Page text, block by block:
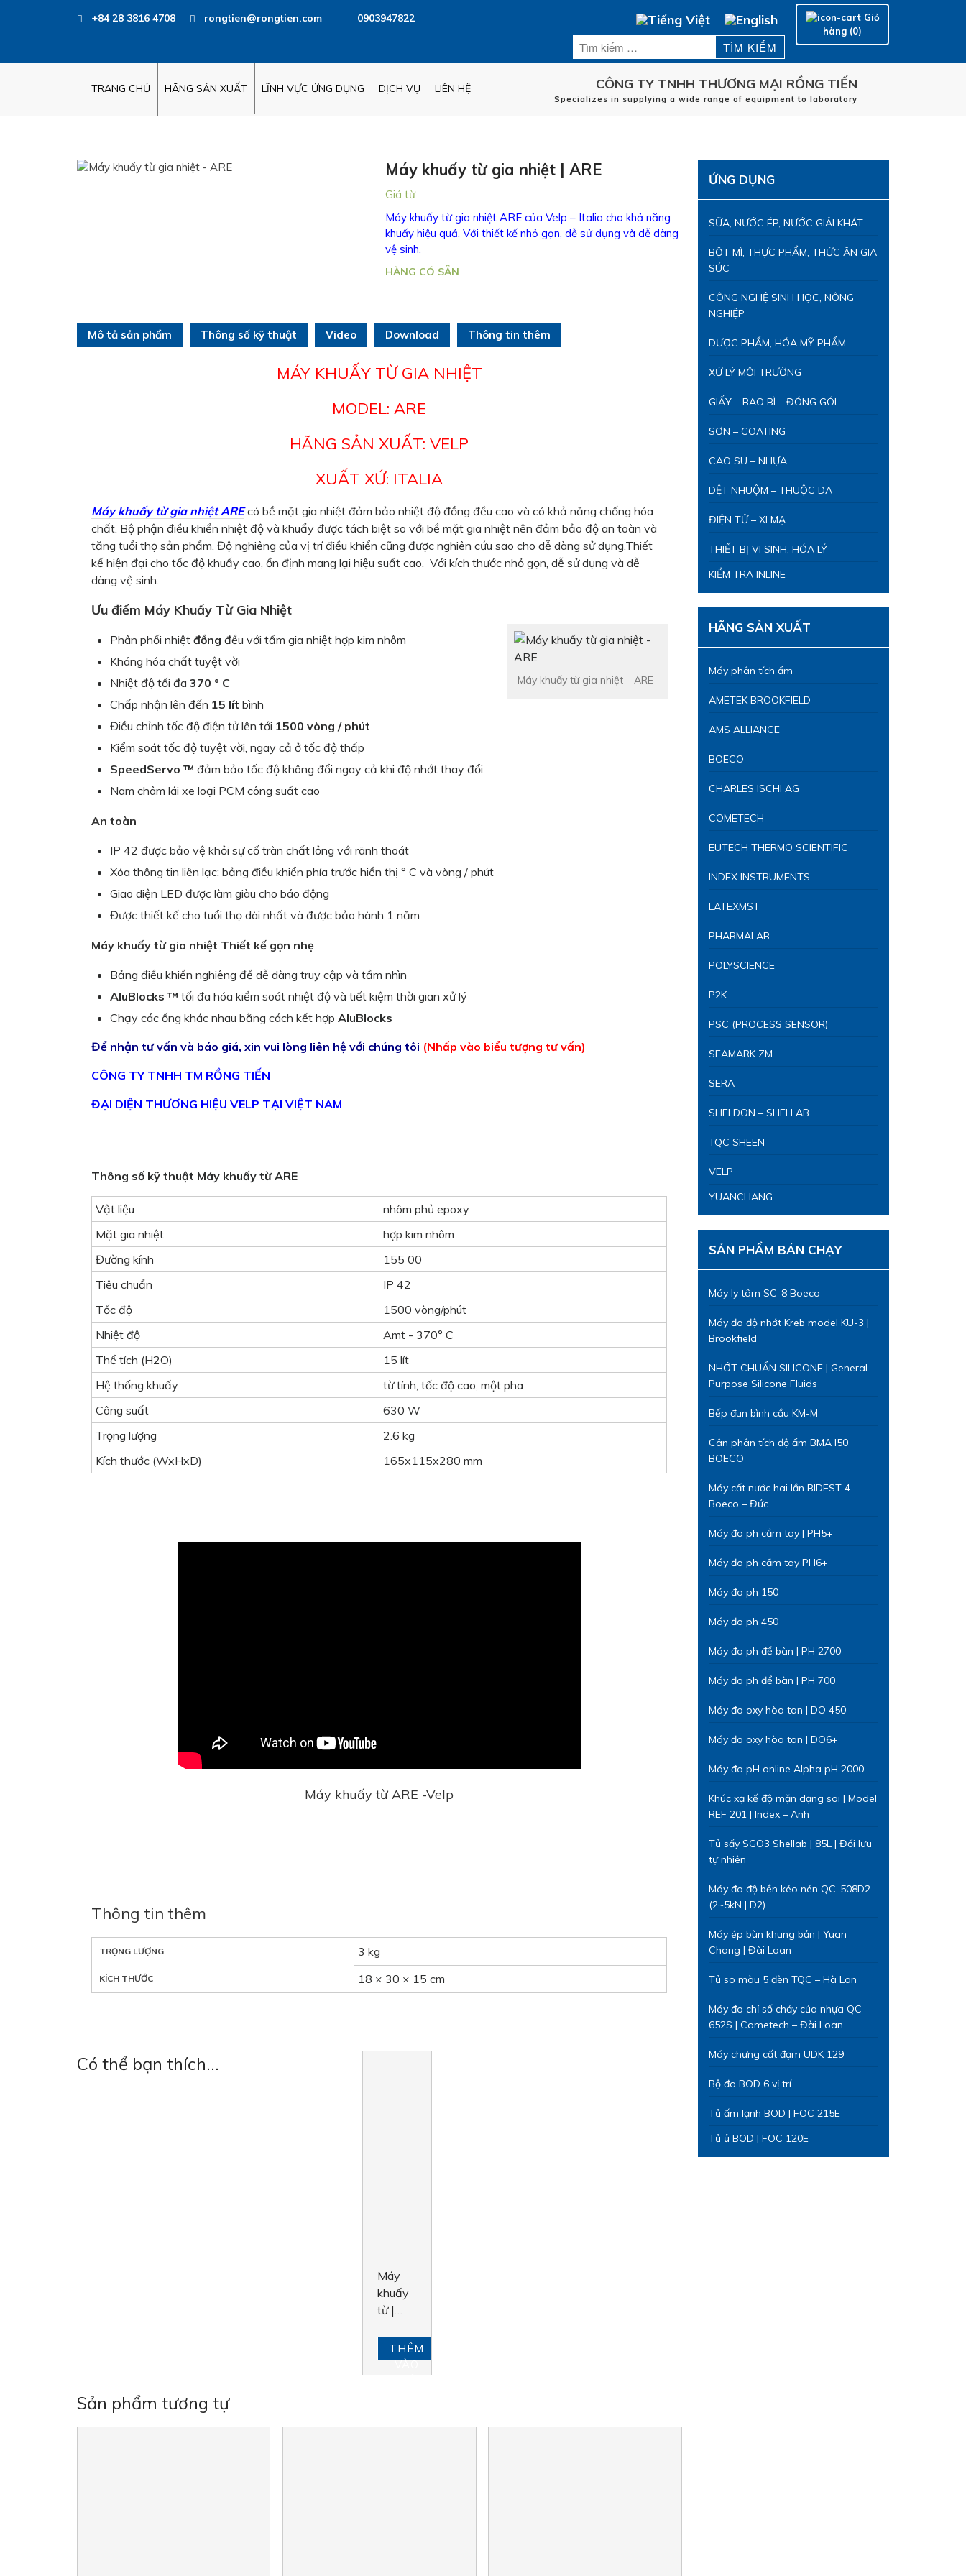
+84 28 3816 4708 rongtien@rongtien.com 0903947822
Giỏ
hàng (0)
CÔNG TY TNHH THƯƠNG MẠI RỒNG TIẾN
Specializes in supplying a wide range of equipment to laboratory
TRANG CHỦ HÃNG SẢN XUẤT LĨNH VỰC ỨNG DỤNG DỊCH VỤ LIÊN HỆ
Máy khuấy từ gia nhiệt | ARE
Giá từ
Máy khuấy từ gia nhiệt ARE của Velp – Italia cho khả năng
khuấy hiệu quả. Với thiết kế nhỏ gọn, dễ sử dụng và dễ dàng
vệ sinh.
HÀNG CÓ SẴN
Mô tả sản phẩm Thông số kỹ thuật Video Download Thông tin thêm
MÁY KHUẤY TỪ GIA NHIỆT
MODEL: ARE
HÃNG SẢN XUẤT: VELP
XUẤT XỨ: ITALIA
Máy khuấy từ gia nhiệt AREcó bề mặt gia nhiệt đảm bảo nhiệt độ đồng đều cao và có khả năng chống hóa
chất. Bộ phận điều khiển nhiệt độ và khuẩy được tách biệt so với bề mặt gia nhiệt nên đảm bảo độ an toàn và
tăng tuổi thọ sản phẩm. Độ nghiêng của vị trí điều khiển cũng được nghiên cứu sao cho dễ dàng sử dụng.Thiết
kế hiện đại cho tốc độ khuấy cao, ổn định mang lại hiệu suất cao. Với kích thước nhỏ gọn, dễ sử dụng và dễ
dàng vệ sinh.
Ưu điểm Máy Khuấy Từ Gia Nhiệt
Máy khuấy từ gia nhiệt – ARE
Phân phối nhiệt đồng đều với tấm gia nhiệt hợp kim nhôm
Kháng hóa chất tuyệt vời
Nhiệt độ tối đa 370 ° C
Chấp nhận lên đến 15 lít bình
Điều chỉnh tốc độ điện tử lên tới 1500 vòng / phút
Kiểm soát tốc độ tuyệt vời, ngay cả ở tốc độ thấp
SpeedServo ™ đảm bảo tốc độ không đổi ngay cả khi độ nhớt thay đổi
Nam châm lái xe loại PCM công suất cao
An toàn
IP 42 được bảo vệ khỏi sự cố tràn chất lỏng với rãnh thoát
Xóa thông tin liên lạc: bảng điều khiển phía trước hiển thị ° C và vòng / phút
Giao diện LED được làm giàu cho báo động
Được thiết kế cho tuổi thọ dài nhất và được bảo hành 1 năm
Máy khuấy từ gia nhiệt Thiết kế gọn nhẹ
Bảng điều khiển nghiêng để dễ dàng truy cập và tầm nhìn
AluBlocks ™ tối đa hóa kiểm soát nhiệt độ và tiết kiệm thời gian xử lý
Chạy các ống khác nhau bằng cách kết hợp AluBlocks
Để nhận tư vấn và báo giá, xin vui lòng liên hệ với chúng tôi (Nhấp vào biểu tượng tư vấn)
CÔNG TY TNHH TM RỒNG TIẾN
ĐẠI DIỆN THƯƠNG HIỆU VELP TẠI VIỆT NAM
Thông số kỹ thuật Máy khuấy từ ARE
Vật liệu
nhôm phủ epoxy
Mặt gia nhiệt
hợp kim nhôm
Đường kính
155 00
Tiêu chuẩn
IP 42
Tốc độ
1500 vòng/phút
Nhiệt độ
Amt - 370° C
Thể tích (H2O)
15 lít
Hệ thống khuấy
từ tính, tốc độ cao, một pha
Công suất
630 W
Trọng lượng
2.6 kg
Kích thước (WxHxD)
165x115x280 mm
Máy khuấy từ ARE -Velp
Thông tin thêm
TRỌNG LƯỢNG 3 kg
KÍCH THƯỚC 18 × 30 × 15 cm
Có thể bạn thích…
Máy
khuấy
từ |
THÊM
VÀO
GIỎ
Sản phẩm tương tự
ỨNG DỤNG
SỮA, NƯỚC ÉP, NƯỚC GIẢI KHÁT
BỘT MÌ, THỰC PHẨM, THỨC ĂN GIA
SÚC
CÔNG NGHỆ SINH HỌC, NÔNG
NGHIỆP
DƯỢC PHẨM, HÓA MỸ PHẨM
XỬ LÝ MÔI TRƯỜNG
GIẤY – BAO BÌ – ĐÓNG GÓI
SƠN – COATING
CAO SU – NHỰA
DỆT NHUỘM – THUỘC DA
ĐIỆN TỬ – XI MẠ
THIẾT BỊ VI SINH, HÓA LÝ
KIỂM TRA INLINE
HÃNG SẢN XUẤT
Máy phân tích ẩm
AMETEK BROOKFIELD
AMS ALLIANCE
BOECO
CHARLES ISCHI AG
COMETECH
EUTECH THERMO SCIENTIFIC
INDEX INSTRUMENTS
LATEXMST
PHARMALAB
POLYSCIENCE
P2K
PSC (PROCESS SENSOR)
SEAMARK ZM
SERA
SHELDON – SHELLAB
TQC SHEEN
VELP
YUANCHANG
SẢN PHẨM BÁN CHẠY
Máy ly tâm SC-8 Boeco
Máy đo độ nhớt Kreb model KU-3 |
Brookfield
NHỚT CHUẨN SILICONE | General
Purpose Silicone Fluids
Bếp đun bình cầu KM-M
Cân phân tích độ ẩm BMA I50
BOECO
Máy cất nước hai lần BIDEST 4
Boeco – Đức
Máy đo ph cầm tay | PH5+
Máy đo ph cầm tay PH6+
Máy đo ph 150
Máy đo ph 450
Máy đo ph để bàn | PH 2700
Máy đo ph để bàn | PH 700
Máy đo oxy hòa tan | DO 450
Máy đo oxy hòa tan | DO6+
Máy đo pH online Alpha pH 2000
Khúc xạ kế độ mặn dạng soi | Model
REF 201 | Index – Anh
Tủ sấy SGO3 Shellab | 85L | Đối lưu
tự nhiên
Máy đo độ bền kéo nén QC-508D2
(2~5kN | D2)
Máy ép bùn khung bản | Yuan
Chang | Đài Loan
Tủ so màu 5 đèn TQC – Hà Lan
Máy đo chỉ số chảy của nhựa QC –
652S | Cometech – Đài Loan
Máy chưng cất đạm UDK 129
Bộ đo BOD 6 vị trí
Tủ ấm lạnh BOD | FOC 215E
Tủ ủ BOD | FOC 120E